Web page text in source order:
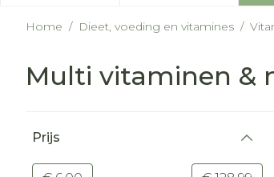
Home / Dieet, voeding en vitamines /
Multi vitaminen &
Prijs